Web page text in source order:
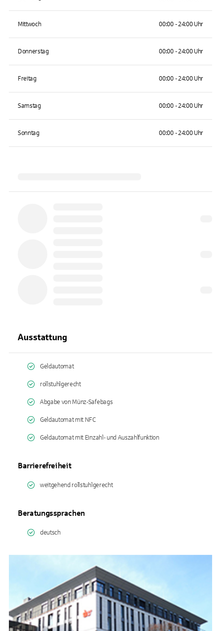
Mittwoch 00:00 - 24:00 Uhr
Donnerstag 00:00 - 24:00 Uhr
Freitag 00:00 - 24:00 Uhr
Samstag 00:00 - 24:00 Uhr
Sonntag 00:00 - 24:00 Uhr
Ausstattung
Geldautomat
rollstuhlgerecht
Abgabe von Münz-Safebags
Geldautomat mit NFC
Geldautomat mit Einzahl- und Auszahlfunktion
Barrierefreiheit
weitgehend rollstuhlgerecht
Beratungssprachen
deutsch